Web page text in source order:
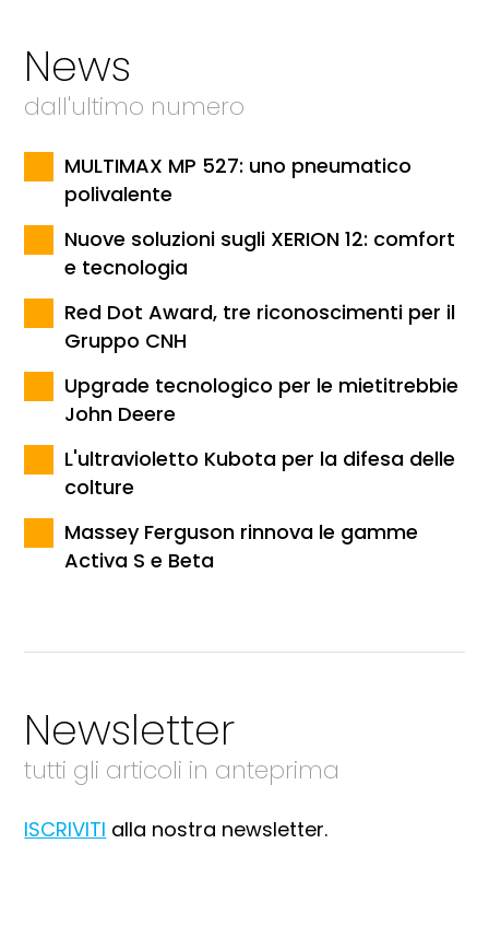
News
dall'ultimo numero
MULTIMAX MP 527: uno pneumatico
polivalente
Nuove soluzioni sugli XERION 12: comfort
e tecnologia
Red Dot Award, tre riconoscimenti per il
Gruppo CNH
Upgrade tecnologico per le mietitrebbie
John Deere
L'ultravioletto Kubota per la difesa delle
colture
Massey Ferguson rinnova le gamme
Activa S e Beta
Newsletter
tutti gli articoli in anteprima
ISCRIVITI alla nostra newsletter.